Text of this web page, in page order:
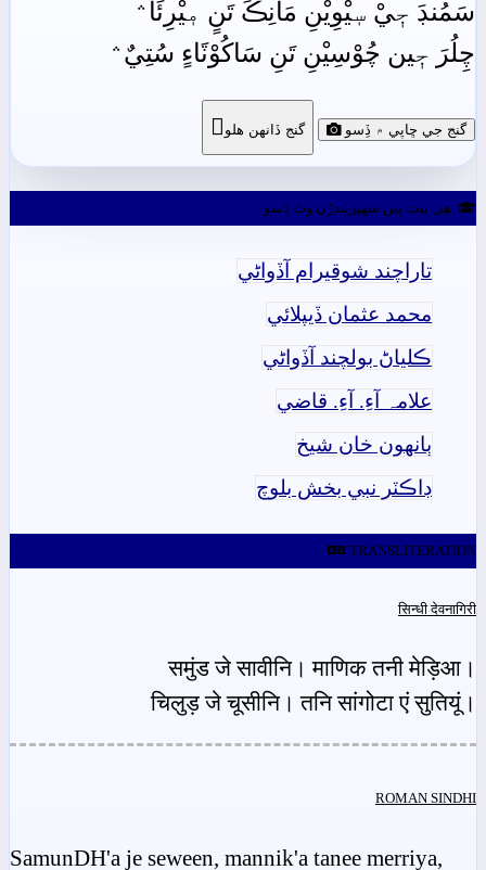
سَمُنڊَ جٖيْ سٖيْوِيْنِ مَانِڪَ تَنٍ مٖيْرِئَا﮶
چِلُرَ جٖين چُوْسِيْنِ تَنِ سَاکُوْٽَاءٍ سُتِيٌ﮶
گنج جي ڇاپي ۾ ڏِسو گنج ڏانھن ھلو 
ھِي بيت ٻين سھيڙيندڙن وٽ ڏِسو
تاراچند شوقيرام آڏواڻي
محمد عثمان ڏيپلائي
ڪلياڻ بولچند آڏواڻي
علامہ آءِ. آءِ. قاضي
ٻانهون خان شيخ
ڊاڪٽر نبي بخش بلوچ
TRANSLITERATION
सिन्धी देवनागिरी
समुंड जे सावीनि। माणिक तनी मेड़िआ।
चिलुड़ जे चूसीनि। तनि सांगोटा एं सुतियूं।
ROMAN SINDHI
SamunDH'a je seween, mannik'a tanee merriya,